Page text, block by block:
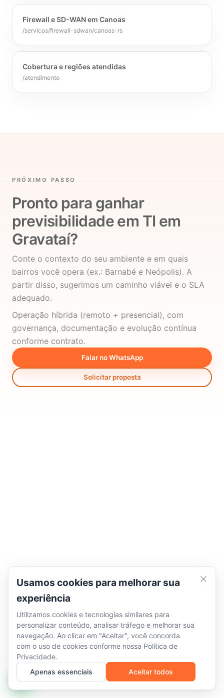
Firewall e SD-WAN em Canoas
/servicos/firewall-sdwan/canoas-rs
Cobertura e regiões atendidas
/atendimento
PRÓXIMO PASSO
Pronto para ganhar
previsibilidade em TI em
Gravataí?
Conte o contexto do seu ambiente e em quais
bairros você opera (ex.: Barnabé e Neópolis). A
partir disso, sugerimos um caminho viável e o SLA
adequado.
Operação híbrida (remoto + presencial), com
governança, documentação e evolução contínua
conforme contrato.
Falar no WhatsApp
Solicitar proposta
Usamos cookies para melhorar sua
experiência
Utilizamos cookies e tecnologias similares para
personalizar conteúdo, analisar tráfego e melhorar sua
navegação. Ao clicar em "Aceitar", você concorda
com o uso de cookies conforme nossa Política de
Privacidade.
Apenas essenciais
Aceitar todos